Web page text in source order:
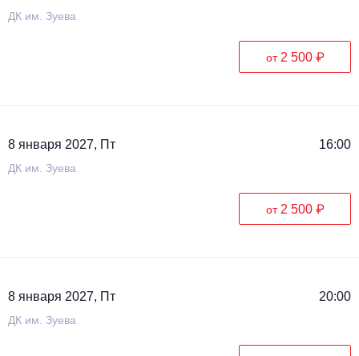
ДК им. Зуева
от 2 500 ₽
8 января 2027, Пт 16:00
ДК им. Зуева
от 2 500 ₽
8 января 2027, Пт 20:00
ДК им. Зуева